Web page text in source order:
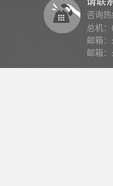
咨询热
总机：
邮箱
邮箱